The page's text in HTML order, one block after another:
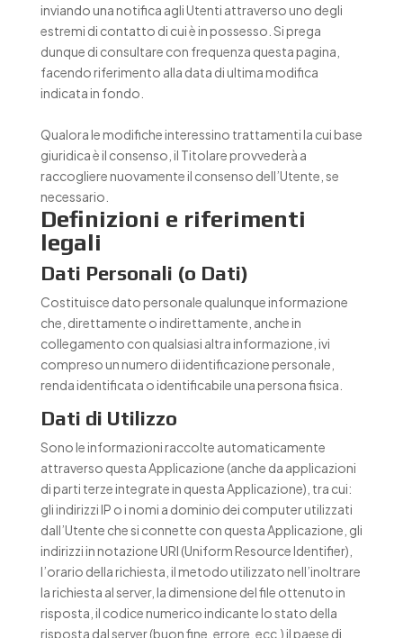
inviando una notifica agli Utenti attraverso uno degli
estremi di contatto di cui è in possesso. Si prega
dunque di consultare con frequenza questa pagina,
facendo riferimento alla data di ultima modifica
indicata in fondo.
Qualora le modifiche interessino trattamenti la cui base
giuridica è il consenso, il Titolare provvederà a
raccogliere nuovamente il consenso dell’Utente, se
necessario.
Definizioni e riferimenti
legali
Dati Personali (o Dati)
Costituisce dato personale qualunque informazione
che, direttamente o indirettamente, anche in
collegamento con qualsiasi altra informazione, ivi
compreso un numero di identificazione personale,
renda identificata o identificabile una persona fisica.
Dati di Utilizzo
Sono le informazioni raccolte automaticamente
attraverso questa Applicazione (anche da applicazioni
di parti terze integrate in questa Applicazione), tra cui:
gli indirizzi IP o i nomi a dominio dei computer utilizzati
dall’Utente che si connette con questa Applicazione, gli
indirizzi in notazione URI (Uniform Resource Identifier),
l’orario della richiesta, il metodo utilizzato nell’inoltrare
la richiesta al server, la dimensione del file ottenuto in
risposta, il codice numerico indicante lo stato della
risposta dal server (buon fine, errore, ecc.) il paese di